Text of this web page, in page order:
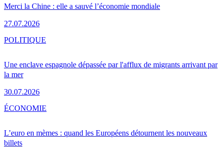
Merci la Chine : elle a sauvé l’économie mondiale
27.07.2026
Une enclave espagnole dépassée par l'afflux de migrants arrivant par
la mer
30.07.2026
POLITIQUE
L’euro en mèmes : quand les Européens détournent les nouveaux
billets
ÉCONOMIE